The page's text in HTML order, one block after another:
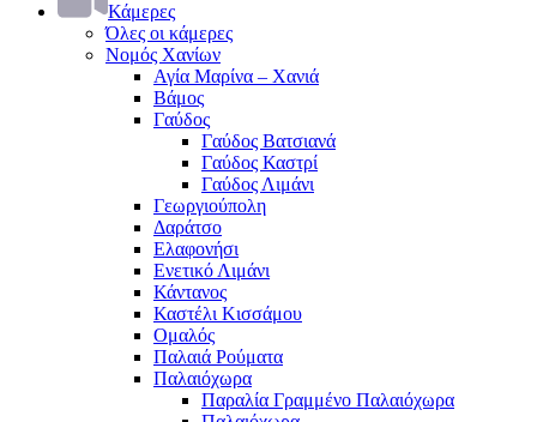
Κάμερες
Όλες οι κάμερες
Νομός Χανίων
Αγία Μαρίνα – Χανιά
Βάμος
Γαύδος
Γαύδος Βατσιανά
Γαύδος Καστρί
Γαύδος Λιμάνι
Γεωργιούπολη
Δαράτσο
Ελαφονήσι
Ενετικό Λιμάνι
Κάντανος
Καστέλι Κισσάμου
Ομαλός
Παλαιά Ρούματα
Παλαιόχωρα
Παραλία Γραμμένο Παλαιόχωρα